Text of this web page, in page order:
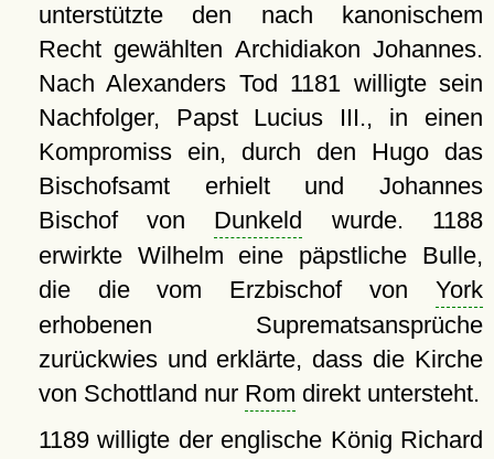
unterstützte den nach kanonischem
Recht gewählten Archidiakon Johannes.
Nach Alexanders Tod 1181 willigte sein
Nachfolger, Papst Lucius III., in einen
Kompromiss ein, durch den Hugo das
Bischofsamt erhielt und Johannes
Bischof von Dunkeld wurde. 1188
erwirkte Wilhelm eine päpstliche Bulle,
die die vom Erzbischof von York
erhobenen Suprematsansprüche
zurückwies und erklärte, dass die Kirche
von Schottland nur Rom direkt untersteht.
1189 willigte der englische König Richard